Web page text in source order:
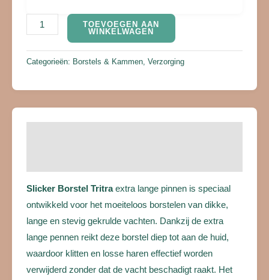
TOEVOEGEN AAN
WINKELWAGEN
Categorieën: Borstels & Kammen, Verzorging
Slicker Borstel Tritraextra lange pinnen is speciaal
ontwikkeld voor het moeiteloos borstelen van dikke,
lange en stevig gekrulde vachten. Dankzij de extra
lange pennen reikt deze borstel diep tot aan de huid,
waardoor klitten en losse haren effectief worden
verwijderd zonder dat de vacht beschadigt raakt. Het